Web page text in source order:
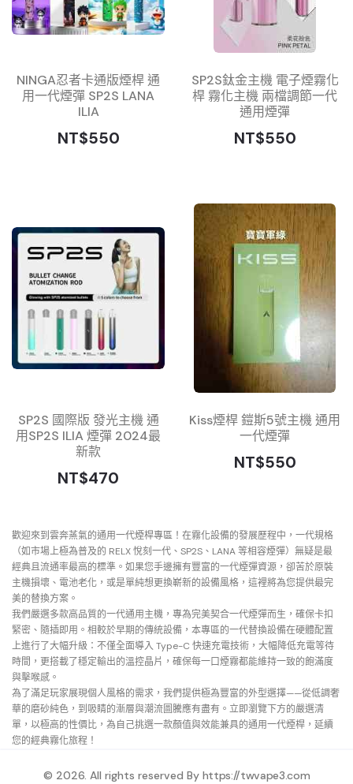
NINGA忍者卡通版煙桿 通
用一代煙彈 SP2S LANA
ILIA
NT$550
SP2S鈦金主機 電子煙霧化
桿 霧化主機 兩檔調節一代
通用煙彈
NT$550
SP2S 國際版 發光主機 通
用SP2S ILIA 煙彈 2024最
新款
NT$470
Kiss煙桿 鎧斯5號主機 通用
一代煙彈
NT$550
歡迎來到雲奔蒸氣的通用一代煙桿專區！在霧化設備的發展歷程中，一代規格
（如市場上極為普及的 RELX 悅刻一代、SP2S、LANA 等相容煙彈）無疑是最
經典且流通率最高的標準。如果您手邊擁有豐富的一代煙彈資源，卻苦於原裝
主機損壞、電池老化，或是單純想更換嶄新的設備風格，這裡將為您提供最完
美的替換方案。
我們嚴選多款高品質的一代通用主機，專為完美契合一代煙彈而生，確保卡扣
緊密、隨插即用。相較於早期的傳統設備，本專區的一代替換設備在硬體配置
上進行了大幅升級：不僅全面導入 Type-C 快速充電技術，大幅降低充電等待
時間，更搭載了穩定輸出的溫控晶片，確保每一口煙霧都能維持一致的飽滿度
與擊喉感。
為了滿足玩家展現個人風格的需求，我們提供極為豐富的外型選擇——從低調奢
華的磨砂純色，到吸睛的漸層與潮流圖騰應有盡有。立即瀏覽下方的嚴選清
單，以極高的性價比，為自己挑選一款顏值與效能兼具的通用一代煙桿，延續
您的經典霧化旅程！
© 2026. All rights reserved By https://twvape3.com